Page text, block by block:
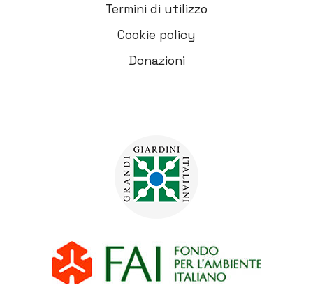
Termini di utilizzo
Cookie policy
Donazioni